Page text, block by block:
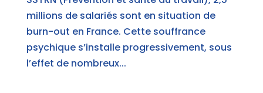
millions de salariés sont en situation de
burn-out en France. Cette souffrance
psychique s’installe progressivement, sous
l’effet de nombreux...